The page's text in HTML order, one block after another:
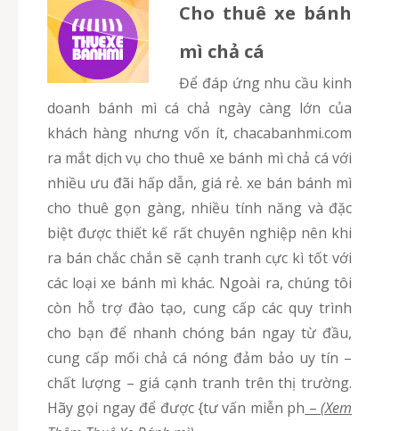
Cho thuê xe bánh
mì chả cá
Để đáp ứng nhu cầu kinh
doanh bánh mì cá chả ngày càng lớn của
khách hàng nhưng vốn ít, chacabanhmi.com
ra mắt dịch vụ cho thuê xe bánh mì chả cá với
nhiều ưu đãi hấp dẫn, giá rẻ. xe bán bánh mì
cho thuê gọn gàng, nhiều tính năng và đặc
biệt được thiết kế rất chuyên nghiệp nên khi
ra bán chắc chắn sẽ cạnh tranh cực kì tốt với
các loại xe bánh mì khác. Ngoài ra, chúng tôi
còn hỗ trợ đào tạo, cung cấp các quy trình
cho bạn để nhanh chóng bán ngay từ đầu,
cung cấp mối chả cá nóng đảm bảo uy tín –
chất lượng – giá cạnh tranh trên thị trường.
Hãy gọi ngay để được {tư vấn miễn ph –(Xem